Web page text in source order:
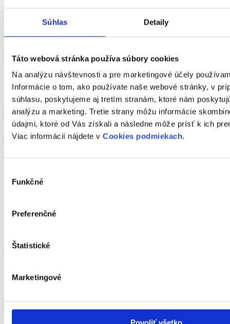
Súhlas Detaily
Táto webová stránka používa súbory cookies
Na analýzu návštevnosti a pre marketingové účely
Informácie o tom, ako používate naše webové stránky, v
súhlasu, poskytujeme aj tretím stranám, ktoré nám
analýzu a marketing. Tretie strany môžu informácie
údajmi, ktoré od Vás získali a následne môže prísť k ich
Viac informácií nájdete v Cookies podmiekach.
súhlasu
Funkčné
Preferenčné
Štatistické
Marketingové
139 900 €
Detail ponuky
3-izbový byt 66m2 s lodžiou a 2 veľkými pivnicami na Čajkovského ulici v
Úžitková plocha:
Cena na vyžiadanie
Novinka